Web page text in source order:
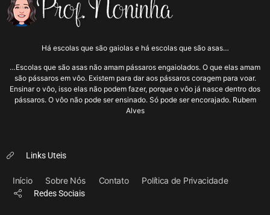
Há escolas que são gaiolas e há escolas que são asas…
…Escolas que são asas não amam pássaros engaiolados. O que elas amam
são pássaros em vôo. Existem para dar aos pássaros coragem para voar.
Ensinar o vôo, isso elas não podem fazer, porque o vôo já nasce dentro dos
pássaros. O vôo não pode ser ensinado. Só pode ser encorajado. Rubem
Alves
Links Uteis
Início Sobre Nós Contato Política de Privacidade
Redes Sociais